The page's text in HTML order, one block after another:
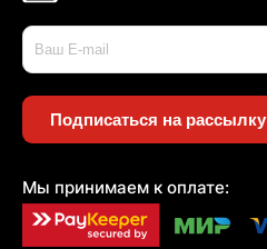
Подписаться на рассылку
Мы принимаем к оплате: